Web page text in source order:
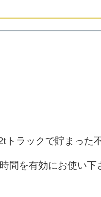
ラックで貯まった
間を有効にお使い下